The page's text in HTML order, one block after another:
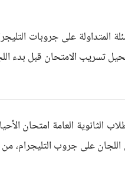
تصريح خاص لـ القاهرة 24، أن الأسئلة المتداولة على
تسريب الامتحان قبل بدء
على جروب التليجرام،